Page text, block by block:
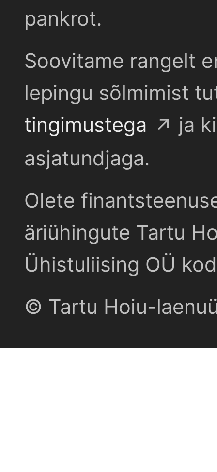
pankrot.
Soovitame rangelt
lepingu sõlmimist
tingimustega
ja
asjatundjaga.
Olete
äriühingute Tartu
Ühistuliising OÜ
© Tartu Hoiu-